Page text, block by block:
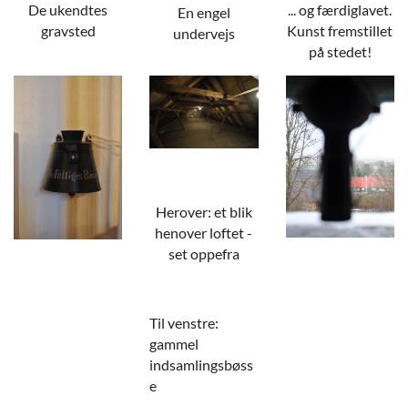
De ukendtes
gravsted
En engel
undervejs
... og færdiglavet.
Kunst fremstillet
på stedet!
Herover: et blik
henover loftet -
set oppefra
Til venstre:
gammel
indsamlingsbøss
e